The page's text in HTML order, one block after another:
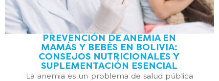
PREVENCIÓN DE ANEMIA EN
MAMÁS Y BEBÉS EN BOLIVIA:
CONSEJOS NUTRICIONALES Y
SUPLEMENTACIÓN ESENCIAL
La anemia es un problema de salud pública